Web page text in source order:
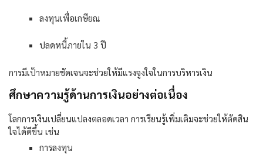
ลงทุนเพื่อเกษียณ
ปลดหนี้ภายใน 3 ปี
การมีเป้าหมายชัดเจนจะช่วยให้มีแรงจูงใจในการบริหารเงิน
ศึกษาความรู้ด้านการเงินอย่างต่อเนื่อง
โลกการเงินเปลี่ยนแปลงตลอดเวลา การเรียนรู้เพิ่มเติมจะช่วยให้ตัดสิน
ใจได้ดีขึ้น เช่น
การลงทุน